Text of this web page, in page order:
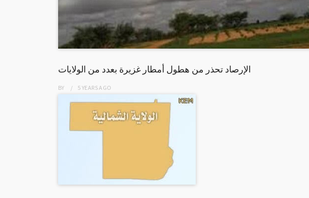
الإرصاد تحذر من هطول أمطار غزيرة بعدد من الولايات
BY 5 YEARSAGO